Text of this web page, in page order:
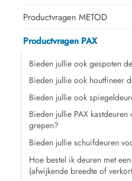
Productvragen METOD
Productvragen PAX
Bieden jullie ook gespoten
Bieden jullie ook houtfineer
Bieden jullie ook
Bieden jullie PAX
grepen?
Bieden jullie schuifdeuren
Hoe bestel ik deuren met
(afwijkende breedte of